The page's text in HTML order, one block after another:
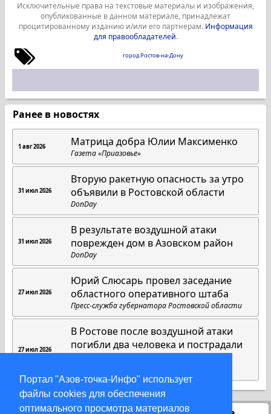
Портал "Азов-точка-Инфо" использует
файлы cookies для обеспечения
оптимального просмотра материалов
Исключительные права на текстовые материалы и изображения,
опубликованные в данном материале, принадлежат
процитированному изданию и/или его партнерам. Информация
для правообладателей.
город Ростов-на-Дону
Ранее в новостях
1 авг 2026 Матрица добра Юлии Максименко
Газета «Приазовье»
31 июл 2026
Вторую ракетную опасность за утро
объявили в Ростовской области
DonDay
31 июл 2026
В результате воздушной атаки
поврежден дом в Азовском район
DonDay
27 июл 2026
Юрий Слюсарь провел заседание
областного оперативного штаба
Пресс-служба губернатора Ростовской области
27 июл 2026
В Ростове после воздушной атаки
погибли два человека и пострадали